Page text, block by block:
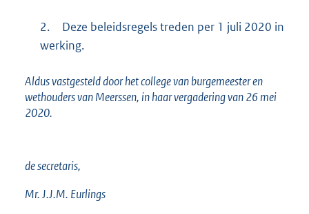
2.
Deze beleidsregels treden per 1 juli 2020 in
werking.
Aldus vastgesteld door het college van burgemeester en
wethouders van Meerssen, in haar vergadering van 26 mei
2020.
de secretaris,
Mr. J.J.M. Eurlings